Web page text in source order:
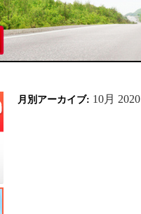
月別アーカイブ: 10月 2020